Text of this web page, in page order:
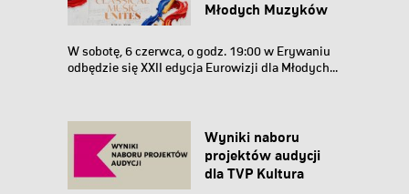
Młodych Muzyków
W sobotę, 6 czerwca, o godz. 19:00 w Erywaniu
odbędzie się XXII edycja Eurowizji dla Młodych...
Wyniki naboru
projektów audycji
dla TVP Kultura